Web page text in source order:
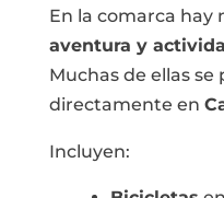
En la comarca hay
aventura y
Muchas de ellas
directamente en
Incluyen: